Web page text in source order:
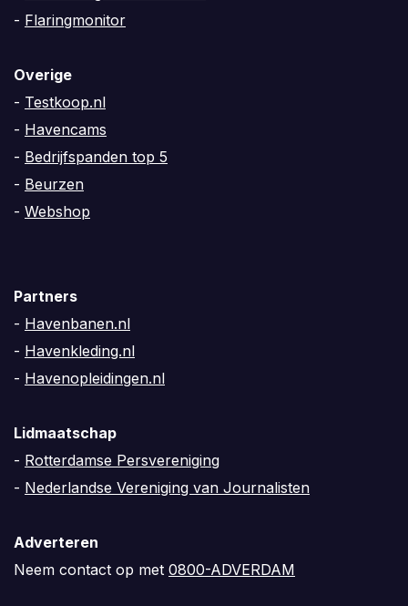
- Flaringmonitor
Overige
- Testkoop.nl
- Havencams
- Bedrijfspanden top 5
- Beurzen
- Webshop
Partners
- Havenbanen.nl
- Havenkleding.nl
- Havenopleidingen.nl
Lidmaatschap
- Rotterdamse Persvereniging
- Nederlandse Vereniging van Journalisten
Adverteren
Neem contact op met 0800-ADVERDAM